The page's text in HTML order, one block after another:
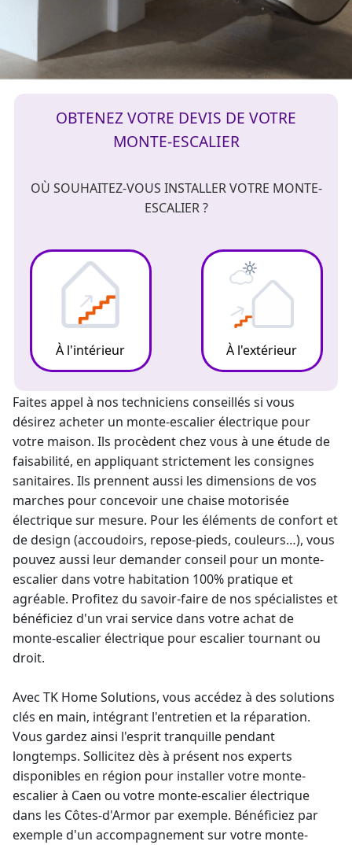
OBTENEZ VOTRE DEVIS DE VOTRE
MONTE-ESCALIER
OÙ SOUHAITEZ-VOUS INSTALLER VOTRE MONTE-
ESCALIER ?
À l'intérieur À l'extérieur
Faites appel à nos techniciens conseillés si vous
désirez acheter un monte-escalier électrique pour
votre maison. Ils procèdent chez vous à une étude de
faisabilité, en appliquant strictement les consignes
sanitaires. Ils prennent aussi les dimensions de vos
marches pour concevoir une chaise motorisée
électrique sur mesure. Pour les éléments de confort et
de design (accoudoirs, repose-pieds, couleurs…), vous
pouvez aussi leur demander conseil pour un monte-
escalierdans votre habitation 100% pratique et
agréable. Profitez du savoir-faire de nos spécialistes et
bénéficiez d'un vrai service dans votreachat de
monte-escalier électrique pour escalier tournant ou
droit.
Avec TK Home Solutions, vous accédez à des solutions
clés en main, intégrant l'entretien et la réparation.
Vous gardez ainsi l'esprit tranquille pendant
longtemps. Sollicitez dès à présent nos experts
disponibles en région pour installer votre monte-
escalier à Caen ou votre monte-escalier électrique
dans les Côtes-d'Armor par exemple. Bénéficiez par
exemple d'un accompagnement sur votre monte-